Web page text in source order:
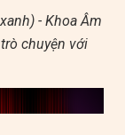
- Khoa Âm
chuyện với